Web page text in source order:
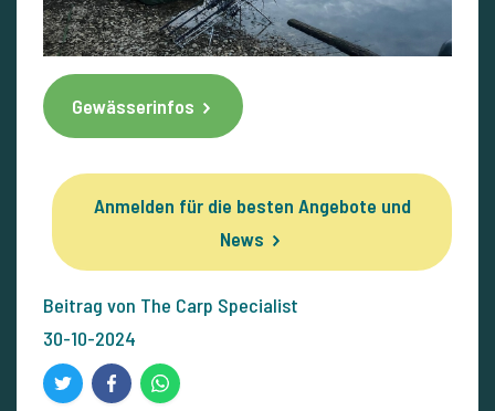
Gewässerinfos
Anmelden für die besten Angebote und
News
Beitrag von The Carp Specialist
30-10-2024